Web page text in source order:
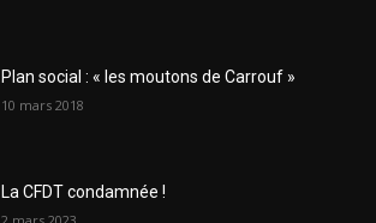
Plan social : « les moutons de Carrouf »
10 mars 2018
La CFDT condamnée !